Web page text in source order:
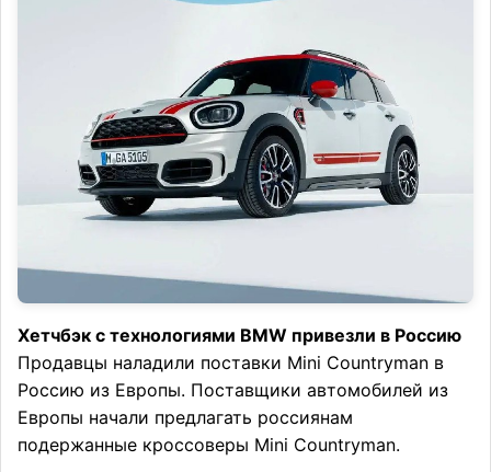
Хетчбэк с технологиями BMW привезли в Россию
Продавцы наладили поставки Mini Countryman в
Россию из Европы. Поставщики автомобилей из
Европы начали предлагать россиянам
подержанные кроссоверы Mini Countryman.